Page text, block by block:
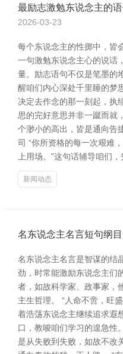
最励志激勉东说念主的
2026-03-23
每个东说念主的性掷中，皆
一句激勉东说念主心的说话
量。励志语句不仅是笔墨的
醒咱们内心深处千里睡的梦
决定去作念的那一刻起，执
思的完好意思并非一蹴而就
个渺小的高出，皆是通向告
司 “你所资格的每一次艰难
上用场。”这句话辅导咱们
新闻动态
名东说念主名言短句纲
名东说念主名言是智谋的结
劲，时常能激励东说念主们
者，如故科学家、政事家，
主生哲理。 “人命不啻，旺
着浩荡东说念主继续追求遐
口，教唆咱们学习的遑急性
是从失败到失败，如故不改